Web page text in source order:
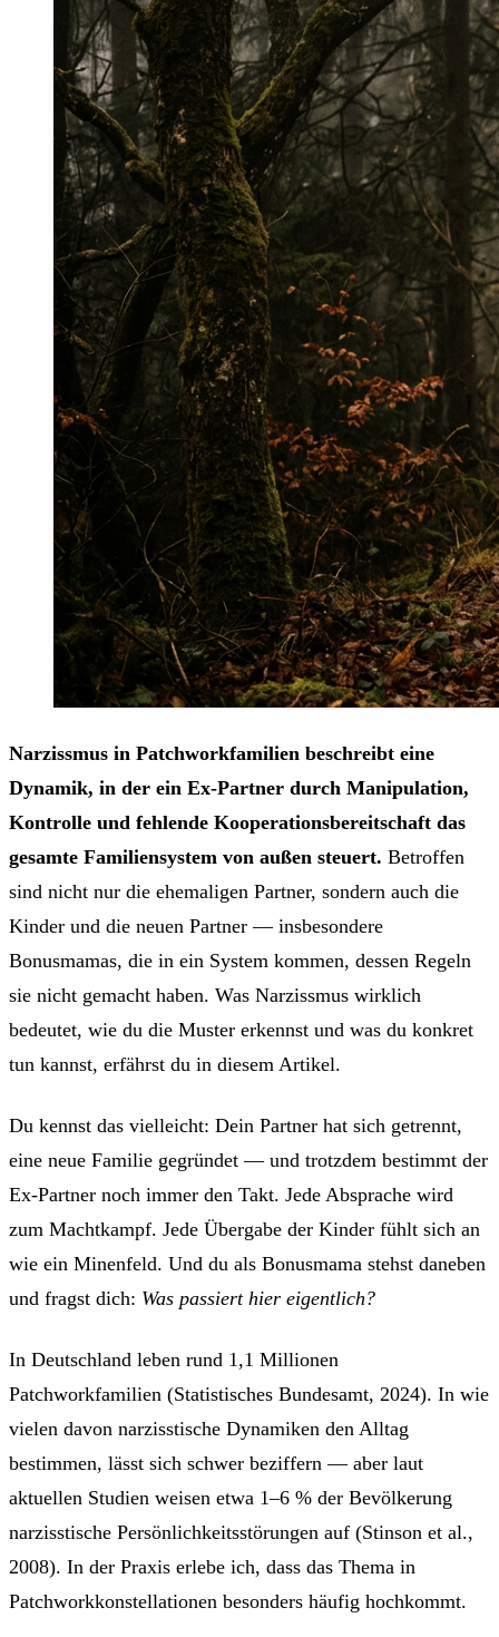
Narzissmus in Patchworkfamilien beschreibt eine
Dynamik, in der ein Ex-Partner durch Manipulation,
Kontrolle und fehlende Kooperationsbereitschaft das
gesamte Familiensystem von außen steuert. Betroffen
sind nicht nur die ehemaligen Partner, sondern auch die
Kinder und die neuen Partner — insbesondere
Bonusmamas, die in ein System kommen, dessen Regeln
sie nicht gemacht haben. Was Narzissmus wirklich
bedeutet, wie du die Muster erkennst und was du konkret
tun kannst, erfährst du in diesem Artikel.
Du kennst das vielleicht: Dein Partner hat sich getrennt,
eine neue Familie gegründet — und trotzdem bestimmt der
Ex-Partner noch immer den Takt. Jede Absprache wird
zum Machtkampf. Jede Übergabe der Kinder fühlt sich an
wie ein Minenfeld. Und du als Bonusmama stehst daneben
und fragst dich: Was passiert hier eigentlich?
In Deutschland leben rund 1,1 Millionen
Patchworkfamilien (Statistisches Bundesamt, 2024). In wie
vielen davon narzisstische Dynamiken den Alltag
bestimmen, lässt sich schwer beziffern — aber laut
aktuellen Studien weisen etwa 1–6 % der Bevölkerung
narzisstische Persönlichkeitsstörungen auf (Stinson et al.,
2008). In der Praxis erlebe ich, dass das Thema in
Patchworkkonstellationen besonders häufig hochkommt.